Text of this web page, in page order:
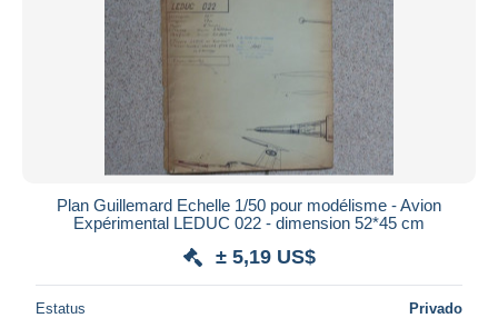
Plan Guillemard Echelle 1/50 pour modélisme - Avion
Expérimental LEDUC 022 - dimension 52*45 cm
± 5,19 US$
Estatus Privado